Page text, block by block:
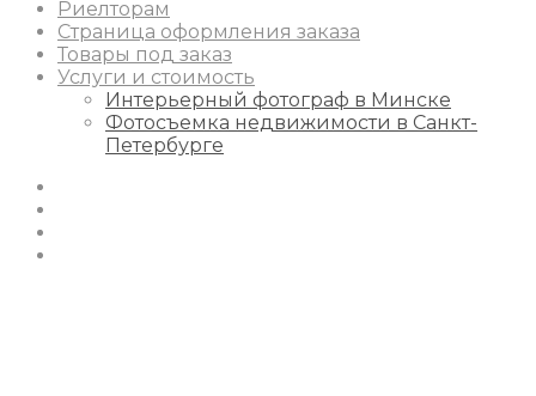
Риелторам
Страница оформления заказа
Товары под заказ
Услуги и стоимость
Интерьерный фотограф в Минске
Фотосъемка недвижимости в Санкт-
Петербурге